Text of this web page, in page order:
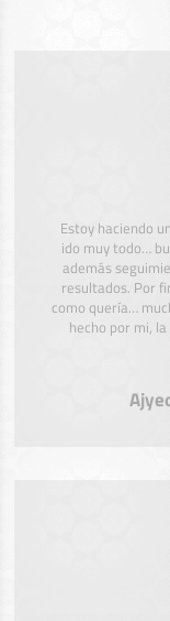
Estoy haciendo
ido muy todo…
además
resultados. Por
como quería…
hecho por mi,